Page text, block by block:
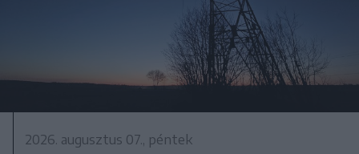
2026. augusztus 07., péntek